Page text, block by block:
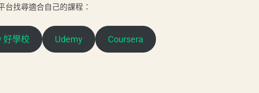
找尋適合自己的課程：
好學校 Udemy Coursera